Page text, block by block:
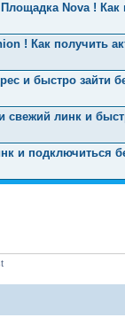
Nova ! Как
! Как получить
и быстро зайти
свежий линк и
и подключиться